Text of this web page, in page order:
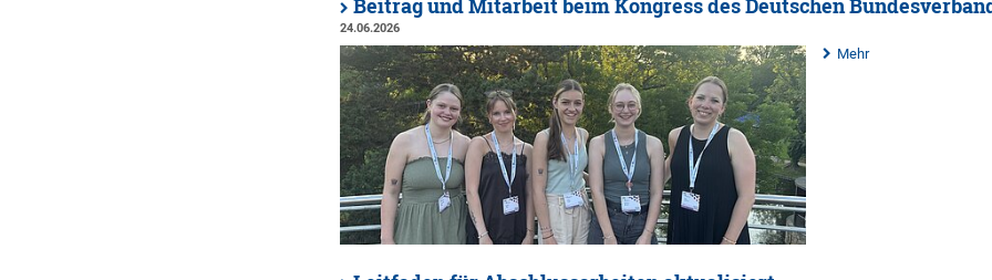
Beitrag und Mitarbeit beim Kongress des Deutschen
24.06.2026
Mehr